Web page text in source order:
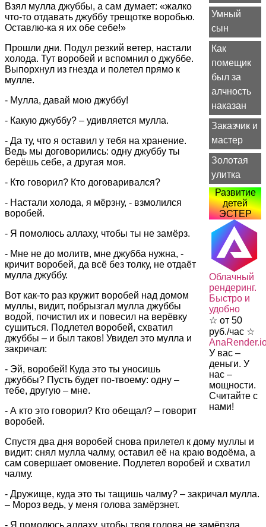
Умный
сын
Как
помещик
был за
алчность
наказан
Заказчик и
мастер
Золотая
улитка
Развитие
детей
ЭСТЕР
Облачный
рендеринг.
Быстро и
удобно
☆ от 50
руб./час ☆
У вас –
деньги. У
нас –
мощности.
Считайте с
нами!
Взял мулла джуббы, а сам думает: «жалко
что-то отдавать джуббу трещотке воробью.
Оставлю-ка я их обе себе!»
Прошли дни. Подул резкий ветер, настали
холода. Тут воробей и вспомнил о джуббе.
Выпорхнул из гнезда и полетел прямо к
мулле.
- Мулла, давай мою джуббу!
- Какую джуббу? – удивляется мулла.
- Да ту, что я оставил у тебя на хранение.
Ведь мы договорились: одну джуббу ты
берёшь себе, а другая моя.
- Кто говорил? Кто договаривался?
- Настали холода, я мёрзну, - взмолился
воробей.
- Я помолюсь аллаху, чтобы ты не замёрз.
- Мне не до молитв, мне джубба нужна, -
кричит воробей, да всё без толку, не отдаёт
мулла джуббу.
Вот как-то раз кружит воробей над домом
муллы, видит, побрызгал мулла джуббы
водой, почистил их и повесил на верёвку
сушиться. Подлетел воробей, схватил
джуббы – и был таков! Увидел это мулла и
закричал:
- Эй, воробей! Куда это ты уносишь
джуббы? Пусть будет по-твоему: одну –
тебе, другую – мне.
- А кто это говорил? Кто обещал? – говорит
воробей.
Спустя два дня воробей снова прилетел к дому муллы и
видит: снял мулла чалму, оставил её на краю водоёма, а
сам совершает омовение. Подлетел воробей и схватил
чалму.
- Дружище, куда это ты тащишь чалму? – закричал мулла.
– Мороз ведь, у меня голова замёрзнет.
- Я помолюсь аллаху, чтобы твоя голова не замёрзла.